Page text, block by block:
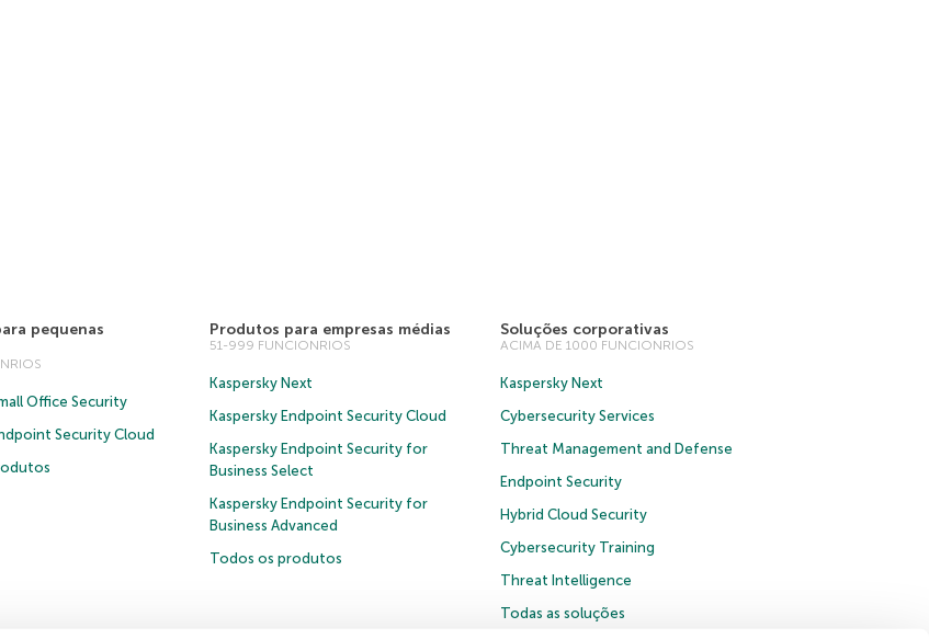
pequenas
Office Security
Security Cloud
Produtos para empresas médias
51-999 FUNCIONRIOS
Kaspersky Next
Kaspersky Endpoint Security Cloud
Kaspersky Endpoint Security for
Business Select
Kaspersky Endpoint Security for
Business Advanced
Todos os produtos
Soluções corporativas
ACIMA DE 1000 FUNCIONRIOS
Kaspersky Next
Cybersecurity Services
Threat Management and Defense
Endpoint Security
Hybrid Cloud Security
Cybersecurity Training
Threat Intelligence
Todas as soluções